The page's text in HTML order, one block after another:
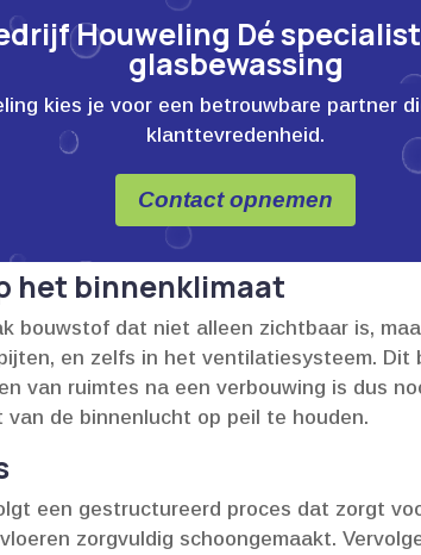
Houweling Dé
glasbewassing
kies je voor een betrouwbare partner
klanttevredenheid.
Contact opnemen
het binnenklimaat
bouwstof dat niet alleen zichtbaar is,
en zelfs in het ventilatiesysteem.​
van ruimtes na een verbouwing is dus
de binnenlucht op peil te houden.​
een gestructureerd proces dat zorgt
zorgvuldig schoongemaakt.​